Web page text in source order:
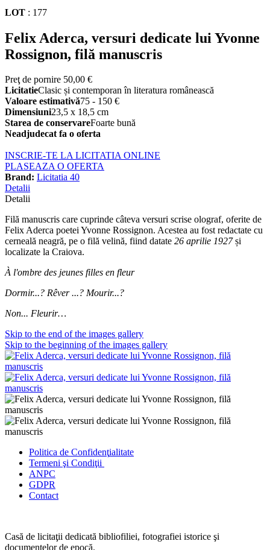
LOT : 177
Felix Aderca, versuri dedicate lui Yvonne
Rossignon, filă manuscris
Preţ de pornire 50,00 €
LicitatieClasic și contemporan în literatura românească
Valoare estimativă75 - 150 €
Dimensiuni23,5 x 18,5 cm
Starea de conservareFoarte bună
Neadjudecat fa o oferta
INSCRIE-TE LA LICITATIA ONLINE
PLASEAZA O OFERTA
Brand: Licitatia 40
Detalii
Detalii
Filă manuscris care cuprinde câteva versuri scrise olograf, oferite de
Felix Aderca poetei Yvonne Rossignon. Acestea au fost redactate cu
cerneală neagră, pe o filă velină, fiind datate 26 aprilie 1927și
localizate la Craiova.
À l'ombre des jeunes filles en fleur
Dormir...? Rêver ...? Mourir...?
Non... Fleurir…
Skip to the end of the images gallery
Skip to the beginning of the images gallery
Politica de Confidenţialitate
Termeni şi Condiţii
ANPC
GDPR
Contact
Casă de licitaţii dedicată bibliofiliei, fotografiei istorice şi
documentelor de epocă.